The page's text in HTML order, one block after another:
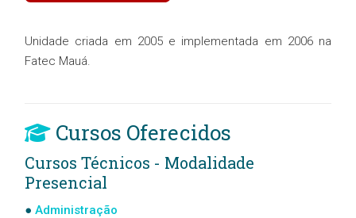
Unidade criada em 2005 e implementada em 2006 na
Fatec Mauá.
Cursos Oferecidos
Cursos Técnicos - Modalidade
Presencial
Administração